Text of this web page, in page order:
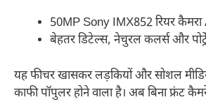
50MP Sony IMX852 रियर कैमरा
बेहतर डिटेल्स, नेचुरल कलर्स और
यह फीचर खासकर लड़कियों और सोशल
काफी पॉपुलर होने वाला है। अब बिना फ्रंट